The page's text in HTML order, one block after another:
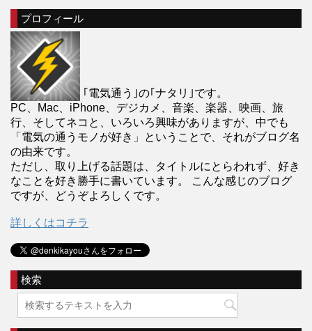
プロフィール
｢電気通う｣の｢ナタリ｣です。
PC、Mac、iPhone、デジカメ、音楽、楽器、映画、旅
行、そしてネコと、いろいろ興味がありますが、中でも
「電気の通うモノが好き」ということで、それがブログ名
の由来です。
ただし、取り上げる話題は、タイトルにとらわれず、好き
なことを好き勝手に書いています。 こんな感じのブログ
ですが、どうぞよろしくです。
詳しくはコチラ
検索